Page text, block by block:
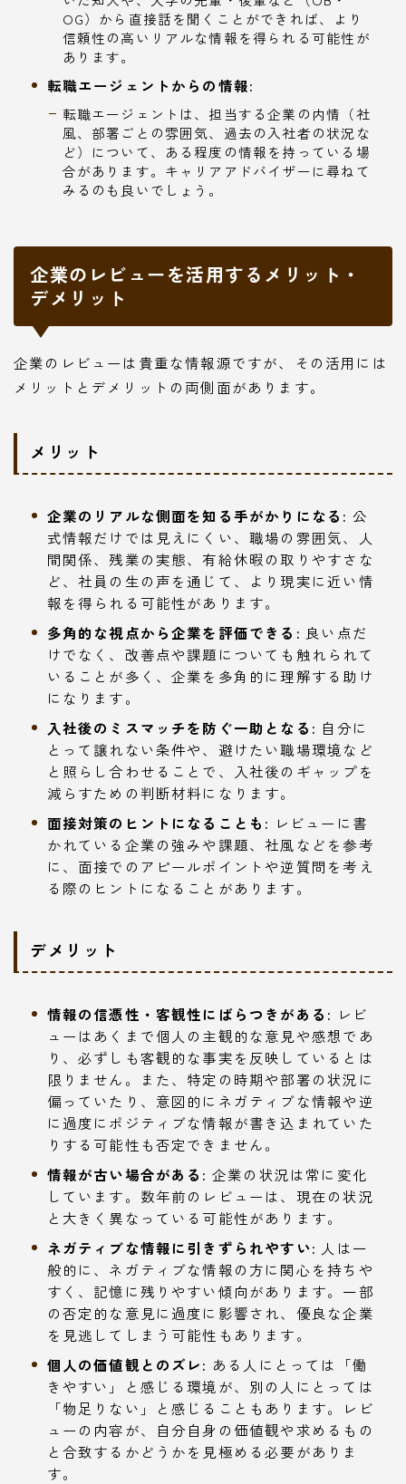
OG）から直接話を聞くことができれば、より
信頼性の高いリアルな情報を得られる可能性が
あります。
転職エージェントからの情報:
転職エージェントは、担当する企業の内情（社
風、部署ごとの雰囲気、過去の入社者の状況な
ど）について、ある程度の情報を持っている場
合があります。キャリアアドバイザーに尋ねて
みるのも良いでしょう。
企業のレビューを活用するメリット・
デメリット
企業のレビューは貴重な情報源ですが、その活用には
メリットとデメリットの両側面があります。
メリット
企業のリアルな側面を知る手がかりになる: 公
式情報だけでは見えにくい、職場の雰囲気、人
間関係、残業の実態、有給休暇の取りやすさな
ど、社員の生の声を通じて、より現実に近い情
報を得られる可能性があります。
多角的な視点から企業を評価できる: 良い点だ
けでなく、改善点や課題についても触れられて
いることが多く、企業を多角的に理解する助け
になります。
入社後のミスマッチを防ぐ一助となる: 自分に
とって譲れない条件や、避けたい職場環境など
と照らし合わせることで、入社後のギャップを
減らすための判断材料になります。
面接対策のヒントになることも: レビューに書
かれている企業の強みや課題、社風などを参考
に、面接でのアピールポイントや逆質問を考え
る際のヒントになることがあります。
デメリット
情報の信憑性・客観性にばらつきがある: レビ
ューはあくまで個人の主観的な意見や感想であ
り、必ずしも客観的な事実を反映しているとは
限りません。また、特定の時期や部署の状況に
偏っていたり、意図的にネガティブな情報や逆
に過度にポジティブな情報が書き込まれていた
りする可能性も否定できません。
情報が古い場合がある: 企業の状況は常に変化
しています。数年前のレビューは、現在の状況
と大きく異なっている可能性があります。
ネガティブな情報に引きずられやすい: 人は一
般的に、ネガティブな情報の方に関心を持ちや
すく、記憶に残りやすい傾向があります。一部
の否定的な意見に過度に影響され、優良な企業
を見逃してしまう可能性もあります。
個人の価値観とのズレ: ある人にとっては「働
きやすい」と感じる環境が、別の人にとっては
「物足りない」と感じることもあります。レビ
ューの内容が、自分自身の価値観や求めるもの
と合致するかどうかを見極める必要がありま
す。